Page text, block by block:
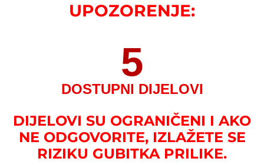
UPOZORENJE:
DOSTUPNI DIJELOVI
5
DIJELOVI SU OGRANIČENI I AKO
NE ODGOVORITE, IZLAŽETE SE
RIZIKU GUBITKA PRILIKE.